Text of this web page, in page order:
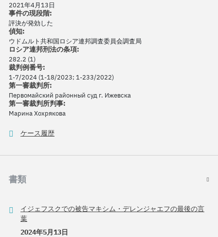
2021年4月13日
事件の現段階:
評決が発効した
偵知:
ウドムルト共和国ロシア連邦調査委員会調査局
ロシア連邦刑法の条項:
282.2 (1)
裁判例番号:
1-7/2024 (1-18/2023; 1-233/2022)
第一審裁判所:
Первомайский районный суд г. Ижевска
第一審裁判所判事:
Марина Хохрякова
ケース履歴
書類
イジェフスクでの被告マキシム・デレンジャエフの最後の言
葉
2024年5月13日